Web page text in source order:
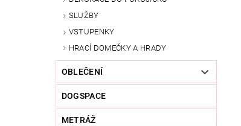
SLUŽBY
VSTUPENKY
HRACÍ DOMEČKY A HRADY
OBLEČENÍ
DOGSPACE
METRÁŽ